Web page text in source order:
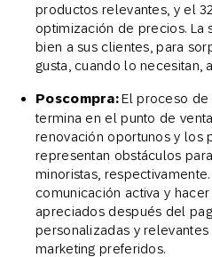
productos relevantes, y el
optimización de precios. La
bien a sus clientes, para
gusta, cuando lo necesitan,
Poscompra:El proceso
termina en el punto de
renovación oportunos y los
representan obstáculos
minoristas,
comunicación activa y
apreciados después del
personalizadas y
marketing preferidos.